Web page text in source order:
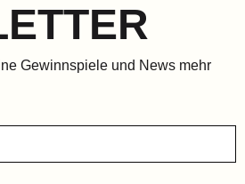
Gewinnspiele und News mehr